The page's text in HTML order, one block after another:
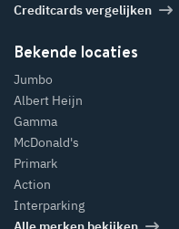
Creditcards vergelijken
Bekende locaties
Jumbo
Albert Heijn
Gamma
McDonald's
Primark
Action
Interparking